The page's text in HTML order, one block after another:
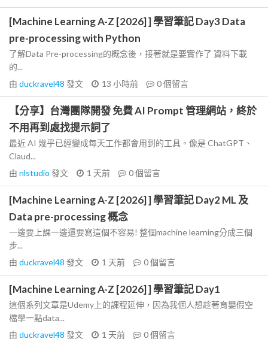
[Machine Learning A-Z [2026] ] 學習筆記 Day3 Data
pre-processing with Python
了解Data Pre-processing的概念後，接著就是要實作了 資料下載
的...
由 duckravel48 發文 13 小時前 0個留言
【分享】台灣團隊開發 免費 AI Prompt 管理網站，終於
不用再到處找提示詞了
最近 AI 幾乎已經變成每天工作都會用到的工具。像是 ChatGPT、
Claud...
由 nlstudio 發文 1 天前 0個留言
[Machine Learning A-Z [2026] ] 學習筆記 Day2 ML 及
Data pre-processing 概念
一邊要上課一邊還要寫這個不容易! 整個machine learning分成三個
步...
由 duckravel48 發文 1 天前 0個留言
[Machine Learning A-Z [2026] ] 學習筆記 Day1
這個系列文章是Udemy上的課程延伸，因為我個人想趁著育嬰假空
檔學一點data...
由 duckravel48 發文 1 天前 0個留言